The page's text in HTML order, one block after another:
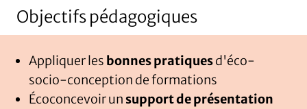
Objectifs pédagogiques
Appliquer les bonnes pratiquesd'éco-
socio-conception de formations
Écoconcevoir unsupport de présentation